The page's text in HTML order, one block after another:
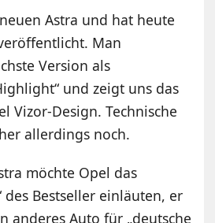
Astra und hat heute
Man
Version als
und zeigt uns das
Vizor-Design. Technische
allerdings noch.
möchte Opel das
des Bestseller einläuten, er
anderes Auto für „deutsche